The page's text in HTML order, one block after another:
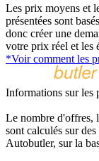
Les prix moyens et
présentées sont
donc créer une
votre prix réel et les
*Voir comment les
Informations sur les
Le nombre d'offres,
sont calculés sur
Autobutler, sur la